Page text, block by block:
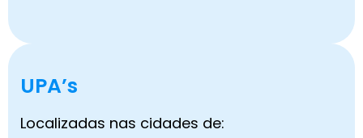
UPA’s
Localizadas nas cidades de: